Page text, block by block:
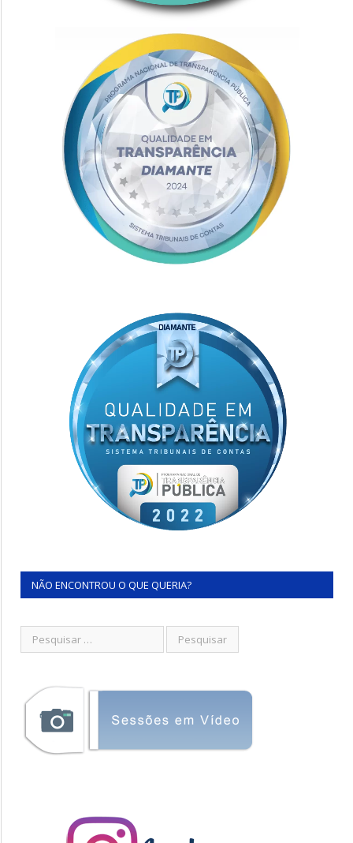
NÃO ENCONTROU O QUE QUERIA?